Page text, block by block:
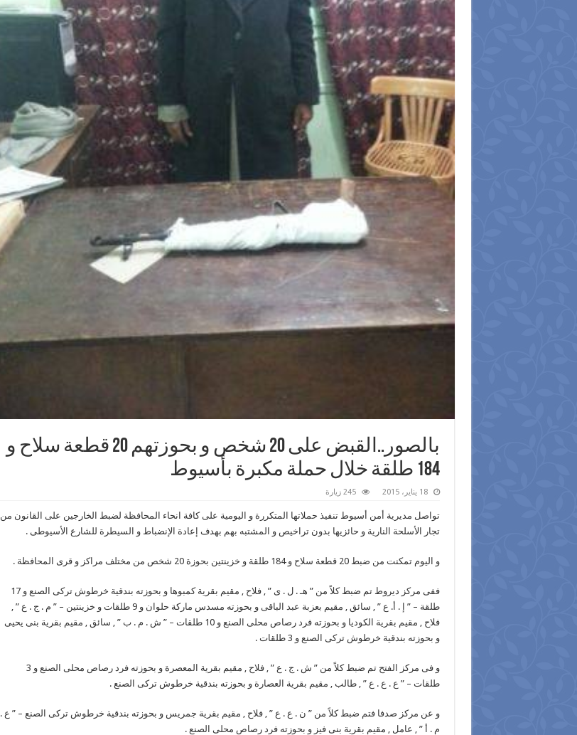
بالصور..القبض على 20 شخص و بحوزتهم 20 قطعة سلاح و
184 طلقة خلال حملة مكبرة بأسيوط
18 يناير، 2015 245 زيارة
تواصل مديرية أمن أسيوط تنفيذ حملاتها المتكررة و اليومية على كافة انحاء المحافظة لضبط الخارجين على القانون من
تجار الأسلحة النارية و حائزيها بدون تراخيص و المشتبه بهم بهدف إعادة الإنضباط و السيطرة للشارع الأسيوطى .
و اليوم تمكنت من ضبط 20 قطعة سلاح و 184 طلقة و خزينتين بحوزة 20 شخص من مختلف مراكز و قرى المحافظة .
ففى مركز ديروط تم ضبط كلاً من ” هـ . ل . ى ” , فلاح , مقيم بقرية كمبوها و بحوزته بندقية خرطوش تركى الصنع و 17
طلقة – ” إ . أ. ع ” , سائق , مقيم بعزبة عبد الباقى و بحوزته مسدس ماركة حلوان و 9 طلقات و خزينتين – ” م . ج . ع ” ,
فلاح , مقيم بقرية الكوديا و بحوزته فرد رصاص محلى الصنع و 10 طلقات – ” ش . م . ب ” , سائق , مقيم بقرية بنى يحيى
و بحوزته بندقية خرطوش تركى الصنع و 3 طلقات .
و فى مركز الفتح تم ضبط كلاً من ” ش . ج . ع ” , فلاح , مقيم بقرية المعصرة و بحوزته فرد رصاص محلى الصنع و 3
طلقات – ” ع . ع . ع ” , طالب , مقيم بقرية العصارة و بحوزته بندقية خرطوش تركى الصنع .
و عن مركز صدفا فتم ضبط كلاً من ” ن . ع . ع ” , فلاح , مقيم بقرية جمريس و بحوزته بندقية خرطوش تركى الصنع – ” ع .
م . أ ” , عامل , مقيم بقرية بنى فيز و بحوزته فرد رصاص محلى الصنع .